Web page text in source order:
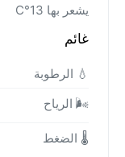
يشعر بها 13°C
غائم
💧 الرطوبة
🌬️ الرياح
🌡️ الضغط